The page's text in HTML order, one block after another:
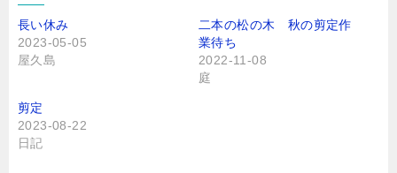
長い休み
2023-05-05
屋久島
二本の松の木 秋の剪定作
業待ち
2022-11-08
庭
剪定
2023-08-22
日記